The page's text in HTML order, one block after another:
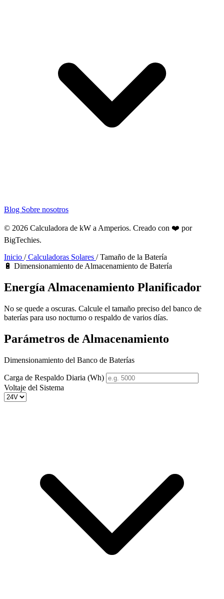
Blog Sobre nosotros
© 2026 Calculadora de kW a Amperios. Creado con ❤️ por
BigTechies.
Inicio /Calculadoras Solares /Tamaño de la Batería
🔋 Dimensionamiento de Almacenamiento de Batería
Energía Almacenamiento Planificador
No se quede a oscuras. Calcule el tamaño preciso del banco de
baterías para uso nocturno o respaldo de varios días.
Parámetros de Almacenamiento
Dimensionamiento del Banco de Baterías
Carga de Respaldo Diaria (Wh)
Voltaje del Sistema